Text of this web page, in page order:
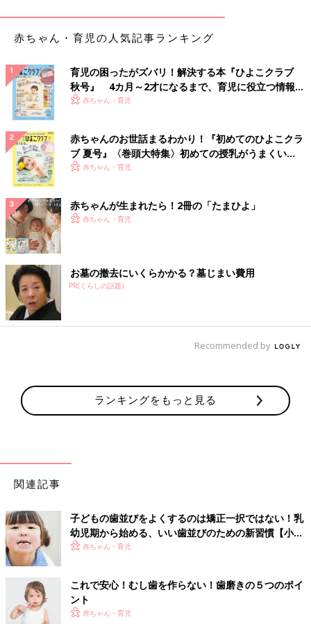
たくさんあります。
いちばん多い悩みが、「仕上げ磨きを嫌がる」。
「断固、仕上げ磨きを拒否！ 毎晩、暴れる息子と格闘です」
「仕上げ磨きがちゃんとできているか、よくわからない」
そして、「歯並び」。
「親が歯並び悪く矯正歴があるため、娘も歯並びの悪さが遺伝し
ないか不安…」
「上の子は歯が小さく綺麗にびっしり生えており、あごが小さい
ので大人の歯に変わったときの歯並びが怖い」
「ママもパパも歯並びが悪く矯正経験者。お金も時間もかかるか
ら、子どもの永久歯がひどかったら、正直困ります」
「もうすぐ４歳の娘の指しゃぶりが直らず歯並びが悪くなりそ
う」
「指しゃぶりがやめられず出っ歯に…」
ケガによる歯のトラブルも。
「転んで前歯をコンクリートに打ってしまい変色しています」
食生活や仕上げ磨きの甘さなど、親が担う責任も大きいところ。
ろ。
歯医者さんで定期的なチェックや、市町村の歯科検診には必ず行
って、気になることはしっかり相談してきましょうね。
（文・井上裕紀子）
がち！じつはむし歯になりやすい【要注
赤ちゃん・育児の人気記事ランキング
育児の困ったがズバリ！解決する本『ひよこクラブ
秋号』 4カ月～2才になるまで、育児に役立つ情報が
いっぱい！
赤ちゃん・育児
赤ちゃんのお世話まるわかり！『初めてのひよこクラ
ブ 夏号』〈巻頭大特集〉初めての授乳がうまくい
く！ おっぱい・ミルクの基本と夏のトラブル 解決テ
赤ちゃん・育児
赤ちゃんが生まれたら！2冊の「たまひよ」
赤ちゃん・育児
お墓の撤去にいくらかかる？墓じまい費用
PR(くらしの話題)
Recommended by
ランキングをもっと見る
関連記事
子どもの歯並びをよくするのは矯正一択ではない！乳
幼児期から始める、いい歯並びのための新習慣【小児
歯科医】
赤ちゃん・育児
これで安心！むし歯を作らない！歯磨きの５つのポイ
ント
赤ちゃん・育児